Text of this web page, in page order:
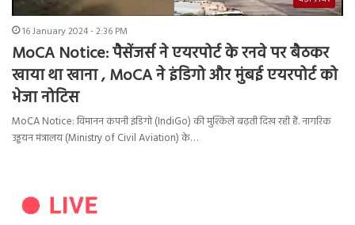
16 January 2024 - 2:36 PM
MoCA Notice: पैसेंजर्स ने एयरपोर्ट के रनवे पर बैठकर
खाया था खाना , MoCA ने इंडिगो और मुंबई एयरपोर्ट को
भेजा नोटिस
MoCA Notice: विमानन कंपनी इंडिगो (IndiGo) की मुश्किलें बढ़ती दिख रही हैं. नागरिक
उड्डयन मंत्रालय (Ministry of Civil Aviation) के…